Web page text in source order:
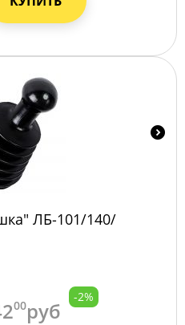
ЛБ-101/140/
00руб
-2%